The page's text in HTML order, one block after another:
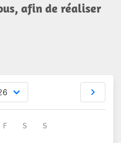
afin de réaliser